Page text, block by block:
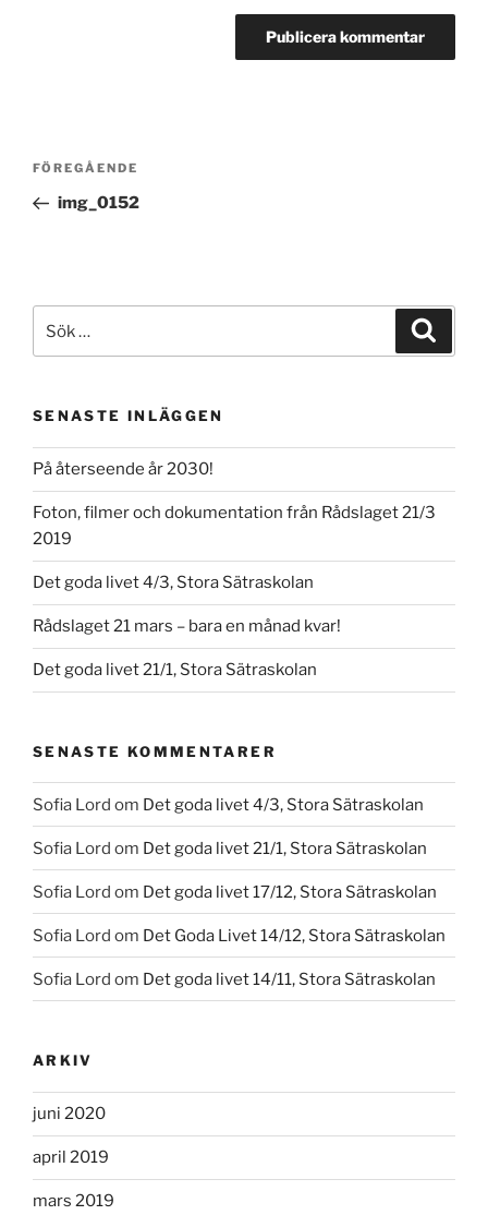
Inläggsnavigering
Föregående
inlägg
FÖREGÅENDE
img_0152
efter:
SENASTE INLÄGGEN
På återseende år 2030!
Foton, filmer och dokumentation från Rådslaget 21/3
2019
Det goda livet 4/3, Stora Sätraskolan
Rådslaget 21 mars – bara en månad kvar!
Det goda livet 21/1, Stora Sätraskolan
SENASTE KOMMENTARER
Sofia Lord om Det goda livet 4/3, Stora Sätraskolan
Sofia Lord om Det goda livet 21/1, Stora Sätraskolan
Sofia Lord om Det goda livet 17/12, Stora Sätraskolan
Sofia Lord om Det Goda Livet 14/12, Stora Sätraskolan
Sofia Lord om Det goda livet 14/11, Stora Sätraskolan
ARKIV
juni 2020
april 2019
mars 2019